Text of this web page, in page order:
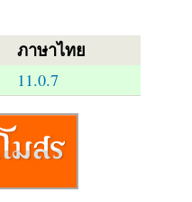
ภาษาไทย
11.0.7